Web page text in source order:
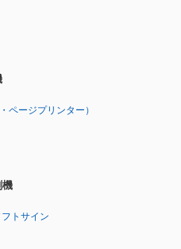
ページプリンター）
機
トサイン